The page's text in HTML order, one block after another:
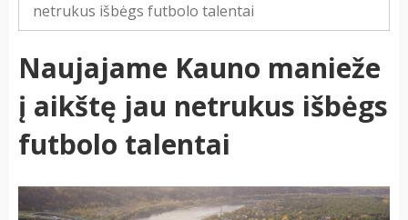
netrukus išbėgs futbolo talentai
Naujajame Kauno manieže
į aikštę jau netrukus išbėgs
futbolo talentai